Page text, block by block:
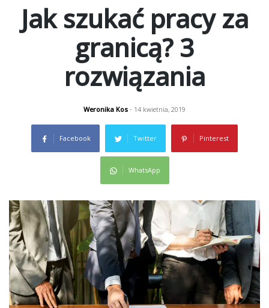
Jak szukać pracy za
granicą? 3
rozwiązania
Weronika Kos - 14 kwietnia, 2019
Facebook Twitter Pinterest
WhatsApp